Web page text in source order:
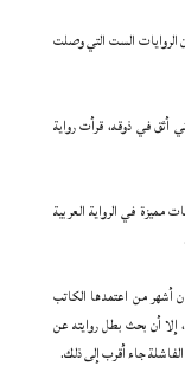
الروايات الست التي وصلت
في ذوقه، قرأت رواية
مميزة في الرواية العربية
أشهر من اعتمدها الكاتب
إلا أن بحث بطل روايته عن
جاء أقرب إلى ذلك.